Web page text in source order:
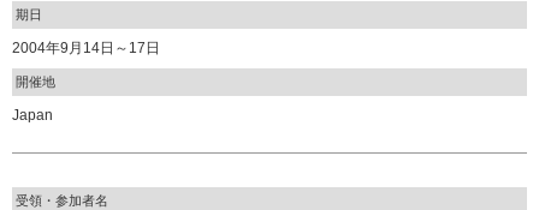
期日
2004年9月14日～17日
開催地
Japan
受領・参加者名